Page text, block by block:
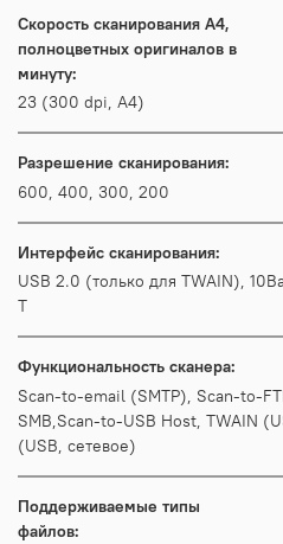
Скорость сканирования A4,
полноцветных оригиналов в
минуту:
23 (300 dpi, A4)
Разрешение сканирования:
600, 400, 300, 200
Интерфейс сканирования:
USB 2.0 (только для TWAIN),
T
Функциональность сканера:
Scan-to-email (SMTP), Scan-to-
SMB,Scan-to-USB Host, TWAIN
(USB, сетевое)
Поддерживаемые типы
файлов: